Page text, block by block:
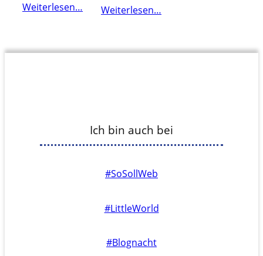
Weiterlesen… Weiterlesen…
Ich bin auch bei
#SoSollWeb
#LittleWorld
#Blognacht